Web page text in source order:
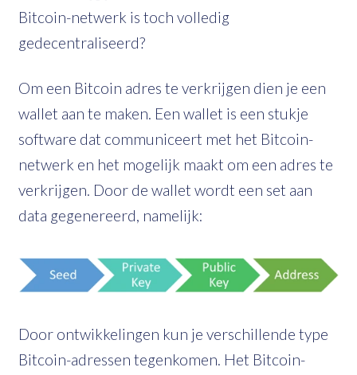
Bitcoin-netwerk is toch volledig
gedecentraliseerd?
Om een Bitcoin adres te verkrijgen dien je een
wallet aan te maken. Een wallet is een stukje
software dat communiceert met het Bitcoin-
netwerk en het mogelijk maakt om een adres te
verkrijgen. Door de wallet wordt een set aan
data gegenereerd, namelijk:
Door ontwikkelingen kun je verschillende type
Bitcoin-adressen tegenkomen. Het Bitcoin-